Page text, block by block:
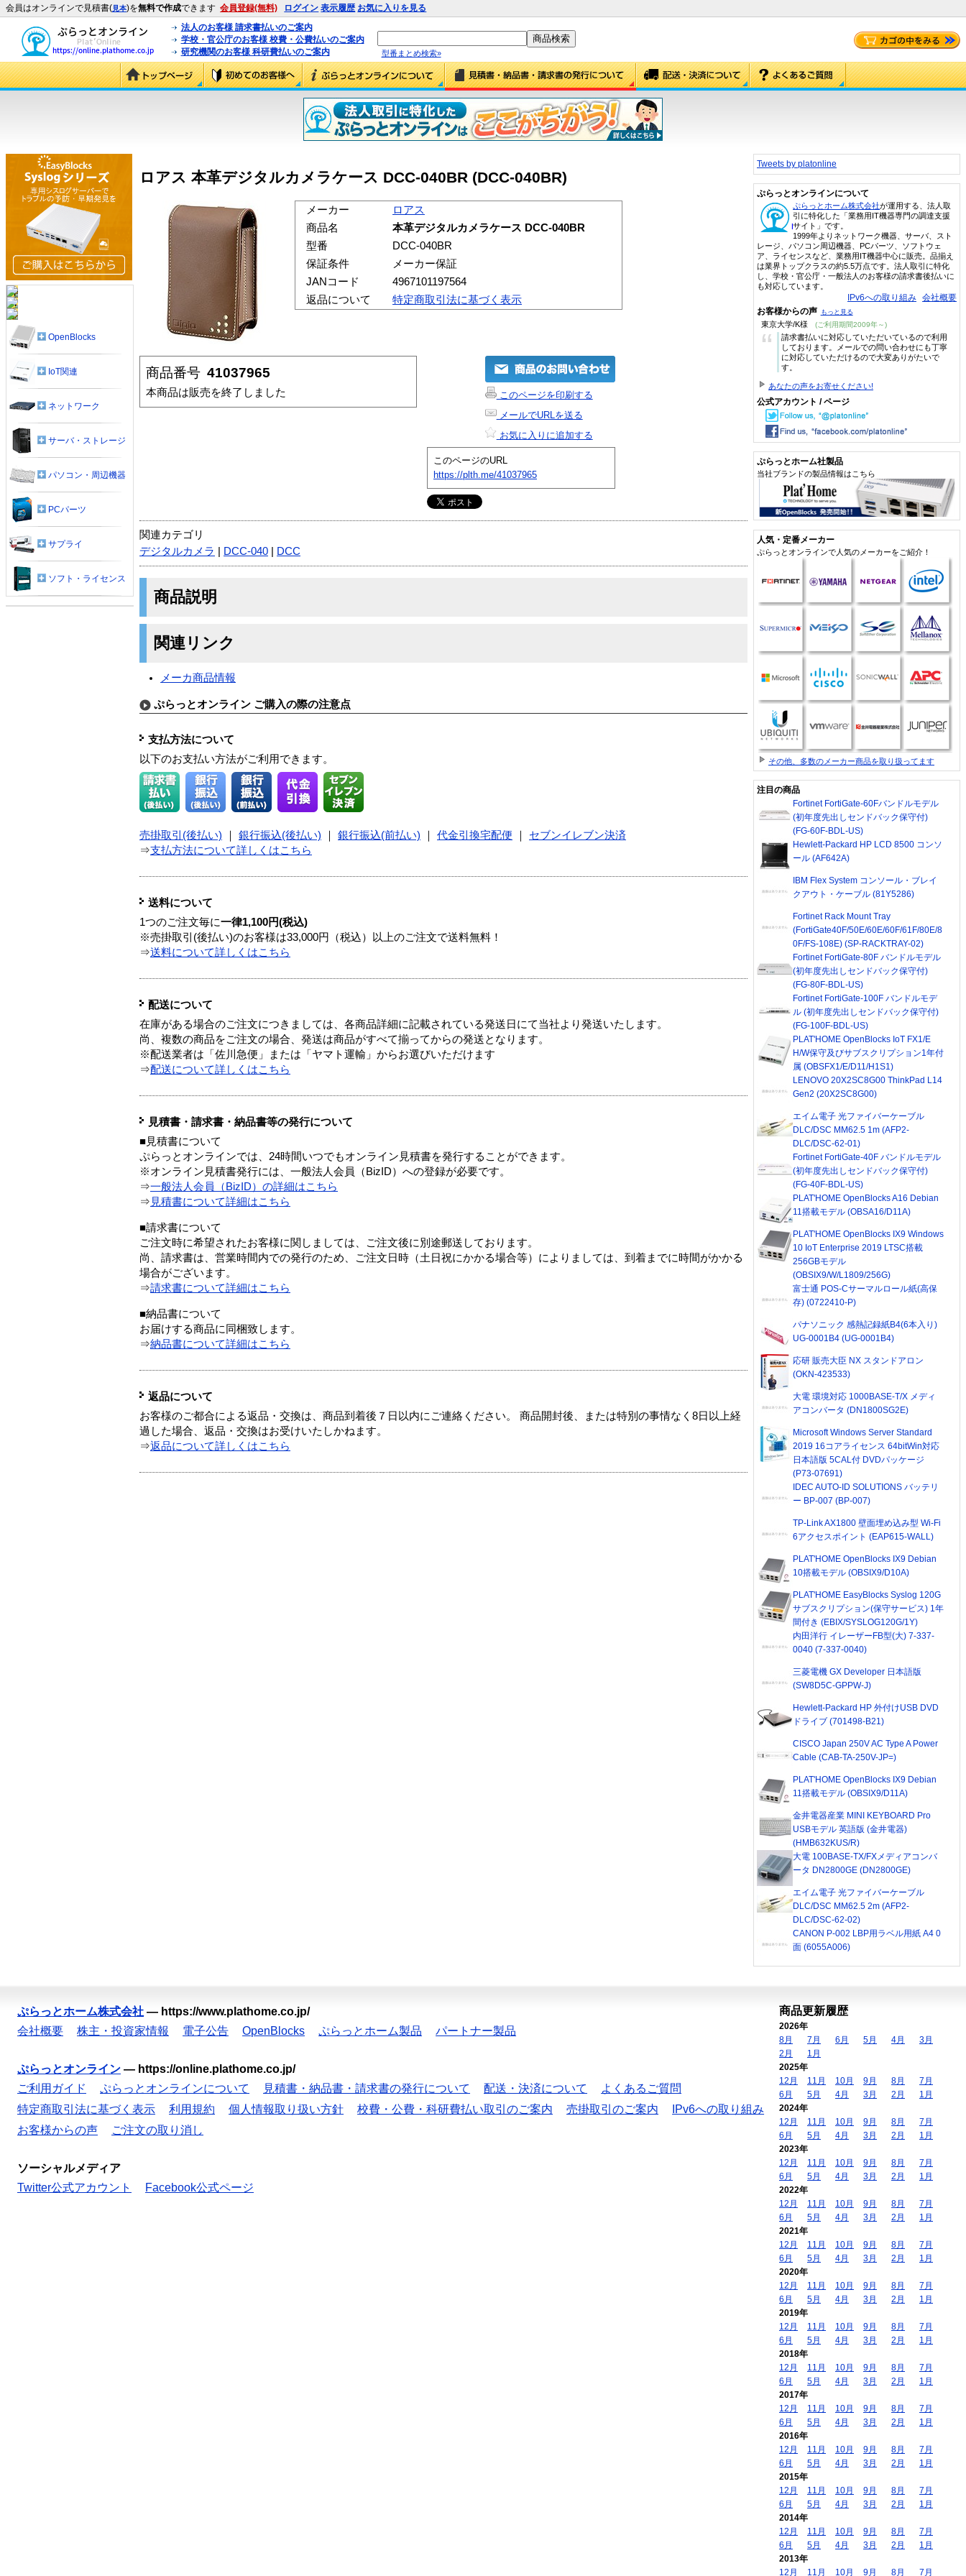
会員はオンラインで見積書(見本)を無料で作成できます 会員登録(無料) ログイン 表示履歴 お気に入りを見る
法人のお客様 請求書払いのご案内
学校・官公庁のお客様 校費・公費払いのご案内
研究機関のお客様 科研費払いのご案内
型番まとめ検索»
ロアス 本革デジタルカメラケース DCC-040BR (DCC-040BR)
メーカー
ロアス
商品名
本革デジタルカメラケース DCC-040BR
型番
DCC-040BR
保証条件
メーカー保証
JANコード
4967101197564
返品について
特定商取引法に基づく表示
商品番号 41037965
本商品は販売を終了しました
このページを印刷する
メールでURLを送る
お気に入りに追加する
このページのURL
https://plth.me/41037965
関連カテゴリ
デジタルカメラ
DCC-040 DCC
商品説明
関連リンク
メーカ商品情報
ぷらっとオンライン ご購入の際の注意点
支払方法について
以下のお支払い方法がご利用できます。
売掛取引(後払い) 銀行振込(後払い) 銀行振込(前払い) 代金引換宅配便
セブンイレブン決済
⇒支払方法について詳しくはこちら
送料について
1つのご注文毎に一律1,100円(税込)
※売掛取引(後払い)のお客様は33,000円（税込）以上のご注文で送料無料！
⇒送料について詳しくはこちら
配送について
在庫がある場合のご注文につきましては、各商品詳細に記載されている発送日にて当社より発送いたします。
尚、複数の商品をご注文の場合、発送は商品がすべて揃ってからの発送となります。
※配送業者は「佐川急便」または「ヤマト運輸」からお選びいただけます
⇒配送について詳しくはこちら
見積書・請求書・納品書等の発行について
■見積書について
ぷらっとオンラインでは、24時間いつでもオンライン見積書を発行することができます。
※オンライン見積書発行には、一般法人会員（BizID）への登録が必要です。
⇒一般法人会員（BizID）の詳細はこちら
⇒ 見積書について詳細はこちら
■請求書について
ご注文時に希望されたお客様に関しましては、ご注文後に別途郵送しております。
尚、請求書は、営業時間内での発行のため、ご注文日時（土日祝にかかる場合等）によりましては、到着までに時間がかかる
場合がございます。
⇒請求書について詳細はこちら
■納品書について
お届けする商品に同梱致します。
⇒納品書について詳細はこちら
返品について
お客様のご都合による返品・交換は、商品到着後７日以内にご連絡ください。 商品開封後、または特別の事情なく8日以上経
過した場合、返品・交換はお受けいたしかねます。
⇒返品について詳しくはこちら
OpenBlocks
IoT関連
ネットワーク
サーバ・ストレージ
パソコン・周辺機器
PCパーツ
サプライ
ソフト・ライセンス
Tweets by platonline
ぷらっとオンラインについて
ぷらっとホーム株式会社が運用する、法人取
引に特化した「業務用IT機器専門の調達支援
サイト」です。
1999年よりネットワーク機器、サーバ、スト
レージ、パソコン周辺機器、PCパーツ、ソフトウェ
ア、ライセンスなど、業務用IT機器中心に販売。品揃え
は業界トップクラスの約5.5万点です。法人取引に特化
し、学校・官公庁・一般法人のお客様の請求書後払いに
も対応しています。
IPv6への取り組み 会社概要
お客様からの声 もっと見る
東京大学/K様 (ご利用期間2009年～)
“
請求書払いに対応していただいているので利用
しております。メールでの問い合わせにも丁寧
に対応していただけるので大変ありがたいで
す。
あなたの声をお寄せください!
公式アカウント / ページ
ぷらっとホーム社製品
当社ブランドの製品情報はこちら
人気・定番メーカー
ぷらっとオンラインで人気のメーカーをご紹介！
その他、多数のメーカー商品を取り扱ってます
注目の商品
Fortinet FortiGate-60Fバンドルモデル
(初年度先出しセンドバック保守付)
(FG-60F-BDL-US)
Hewlett-Packard HP LCD 8500 コンソ
ール (AF642A)
IBM Flex System コンソール・ブレイ
クアウト・ケーブル (81Y5286)
Fortinet Rack Mount Tray
(FortiGate40F/50E/60E/60F/61F/80E/8
0F/FS-108E) (SP-RACKTRAY-02)
Fortinet FortiGate-80F バンドルモデル
(初年度先出しセンドバック保守付)
(FG-80F-BDL-US)
Fortinet FortiGate-100F バンドルモデ
ル (初年度先出しセンドバック保守付)
(FG-100F-BDL-US)
PLAT'HOME OpenBlocks IoT FX1/E
H/W保守及びサブスクリプション1年付
属 (OBSFX1/E/D11/H1S1)
LENOVO 20X2SC8G00 ThinkPad L14
Gen2 (20X2SC8G00)
エイム電子 光ファイバーケーブル
DLC/DSC MM62.5 1m (AFP2-
DLC/DSC-62-01)
Fortinet FortiGate-40F バンドルモデル
(初年度先出しセンドバック保守付)
(FG-40F-BDL-US)
PLAT'HOME OpenBlocks A16 Debian
11搭載モデル (OBSA16/D11A)
PLAT'HOME OpenBlocks IX9 Windows
10 IoT Enterprise 2019 LTSC搭載
256GBモデル
(OBSIX9/W/L1809/256G)
富士通 POS-Cサーマルロール紙(高保
存) (0722410-P)
パナソニック 感熱記録紙B4(6本入り)
UG-0001B4 (UG-0001B4)
応研 販売大臣 NX スタンドアロン
(OKN-423533)
大電 環境対応 1000BASE-T/X メディ
アコンバータ (DN1800SG2E)
Microsoft Windows Server Standard
2019 16コアライセンス 64bitWin対応
日本語版 5CAL付 DVDパッケージ
(P73-07691)
IDEC AUTO-ID SOLUTIONS バッテリ
ー BP-007 (BP-007)
TP-Link AX1800 壁面埋め込み型 Wi-Fi
6アクセスポイント (EAP615-WALL)
PLAT'HOME OpenBlocks IX9 Debian
10搭載モデル (OBSIX9/D10A)
PLAT'HOME EasyBlocks Syslog 120G
サブスクリプション(保守サービス) 1年
間付き (EBIX/SYSLOG120G/1Y)
内田洋行 イレーザーFB型(大) 7-337-
0040 (7-337-0040)
三菱電機 GX Developer 日本語版
(SW8D5C-GPPW-J)
Hewlett-Packard HP 外付けUSB DVD
ドライブ (701498-B21)
CISCO Japan 250V AC Type A Power
Cable (CAB-TA-250V-JP=)
PLAT'HOME OpenBlocks IX9 Debian
11搭載モデル (OBSIX9/D11A)
金井電器産業 MINI KEYBOARD Pro
USBモデル 英語版 (金井電器)
(HMB632KUS/R)
大電 100BASE-TX/FXメディアコンバ
ータ DN2800GE (DN2800GE)
エイム電子 光ファイバーケーブル
DLC/DSC MM62.5 2m (AFP2-
DLC/DSC-62-02)
CANON P-002 LBP用ラベル用紙 A4 0
面 (6055A006)
ぷらっとホーム株式会社 — https://www.plathome.co.jp/
会社概要
株主・投資家情報 電子公告 OpenBlocks ぷらっとホーム製品 パートナー製品
ぷらっとオンライン — https://online.plathome.co.jp/
ご利用ガイド
ぷらっとオンラインについて 見積書・納品書・請求書の発行について 配送・決済について
よくあるご質問
特定商取引法に基づく表示
利用規約 個人情報取り扱い方針 校費・公費・科研費払い取引のご案内 売掛取引のご案内
IPv6への取り組み
お客様からの声
ご注文の取り消し
ソーシャルメディア
Twitter公式アカウント
Facebook公式ページ
商品更新履歴
2026年
8月
7月 6月 5月 4月
3月
2月
1月
2025年
12月
11月 10月 9月 8月
7月
6月
5月 4月 3月 2月
1月
2024年
12月
11月 10月 9月 8月
7月
6月
5月 4月 3月 2月
1月
2023年
12月
11月 10月 9月 8月
7月
6月
5月 4月 3月 2月
1月
2022年
12月
11月 10月 9月 8月
7月
6月
5月 4月 3月 2月
1月
2021年
12月
11月 10月 9月 8月
7月
6月
5月 4月 3月 2月
1月
2020年
12月
11月 10月 9月 8月
7月
6月
5月 4月 3月 2月
1月
2019年
12月
11月 10月 9月 8月
7月
6月
5月 4月 3月 2月
1月
2018年
12月
11月 10月 9月 8月
7月
6月
5月 4月 3月 2月
1月
2017年
12月
11月 10月 9月 8月
7月
6月
5月 4月 3月 2月
1月
2016年
12月
11月 10月 9月 8月
7月
6月
5月 4月 3月 2月
1月
2015年
12月
11月 10月 9月 8月
7月
6月
5月 4月 3月 2月
1月
2014年
12月
11月 10月 9月 8月
7月
6月
5月 4月 3月 2月
1月
2013年
12月
11月 10月 9月 8月 7月